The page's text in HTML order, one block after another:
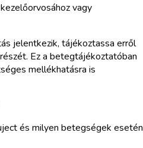
vagy
jelentkezik, tájékoztassa erről
Ez a betegtájékoztatóban
mellékhatásra is
és milyen betegségek esetén